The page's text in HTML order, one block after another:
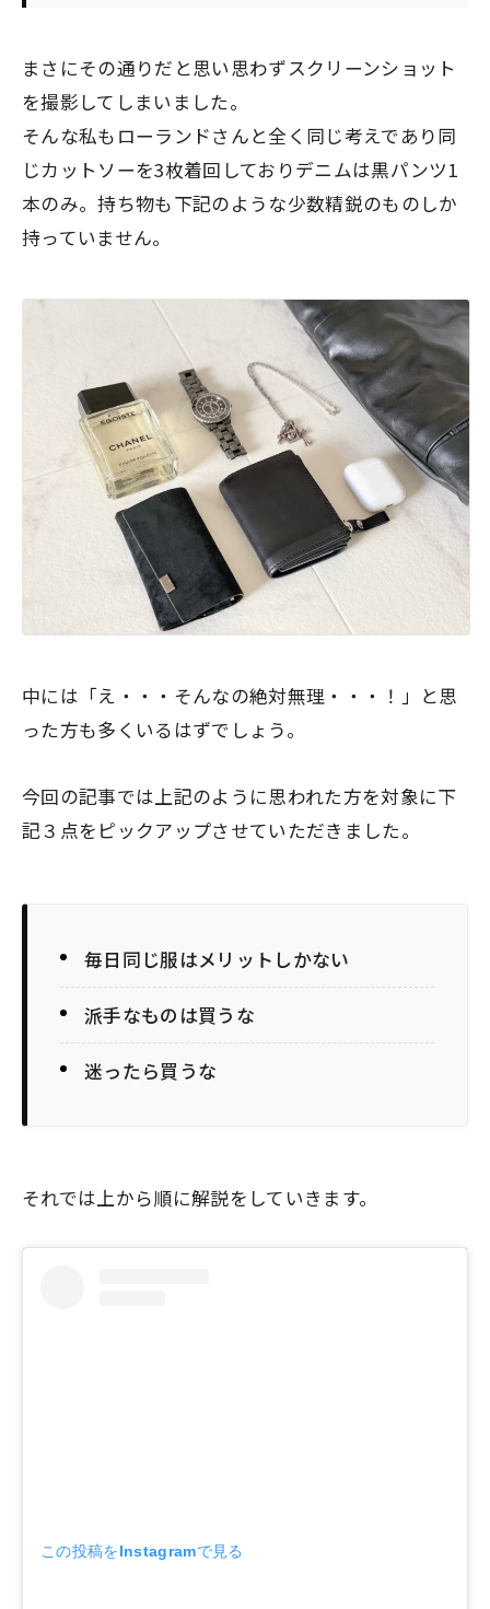
まさにその通りだと思い思わずスクリーンショット
を撮影してしまいました。
そんな私もローランドさんと全く同じ考えであり同
じカットソーを3枚着回しておりデニムは黒パンツ1
本のみ。持ち物も下記のような少数精鋭のものしか
持っていません。
中には 「え・・・そんなの絶対無理・・・！」 と思
った方も多くいるはずでしょう。
今回の記事では上記のように思われた方を対象に下
記３点をピックアップさせていただきました。
毎日同じ服はメリットしかない
派手なものは買うな
迷ったら買うな
それでは上から順に解説をしていきます。
この投稿をInstagramで見る